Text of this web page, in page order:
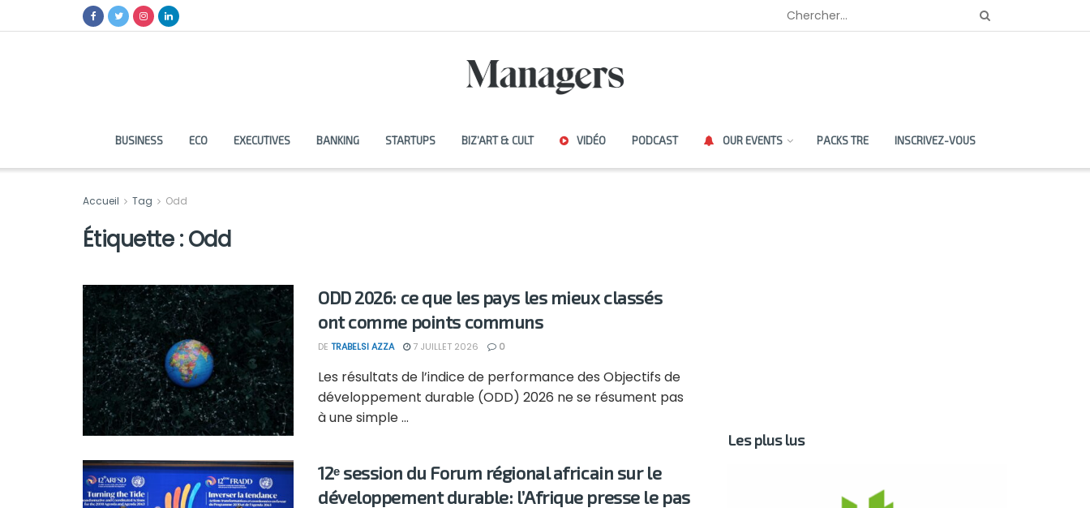
BUSINESS ECO EXECUTIVES BANKING STARTUPS BIZ’ART & CULT VIDÉO PODCAST OUR EVENTS PACKS TRE INSCRIVEZ-VOUS
Accueil Tag Odd
Étiquette :Odd
ODD 2026: ce que les pays les mieux classés
ont comme points communs
DE TRABELSI AZZA 7 JUILLET 2026 0
Les résultats de l’indice de performance des Objectifs de
développement durable (ODD) 2026 ne se résument pas
à une simple ...
12ᵉ session du Forum régional africain sur le
développement durable: l’Afrique presse le pas
Les plus lus